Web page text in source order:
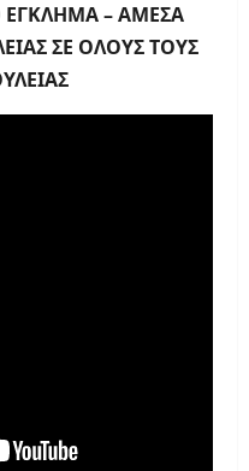
– ΑΜΕΣΑ
ΣΕ ΟΛΟΥΣ ΤΟΥΣ